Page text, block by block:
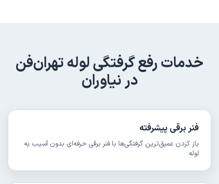
خدماترفع گرفتگی لولهتهران‌فن
درنیاوران
فنر برقی پیشرفته
باز کردن عمیق‌ترین گرفتگی‌ها با فنر برقی حرفه‌ای بدون آسیب به
لوله